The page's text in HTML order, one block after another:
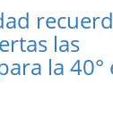
las
la 40°